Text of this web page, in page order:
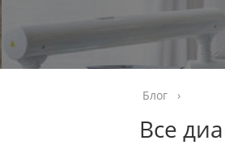
Блог ›
Все